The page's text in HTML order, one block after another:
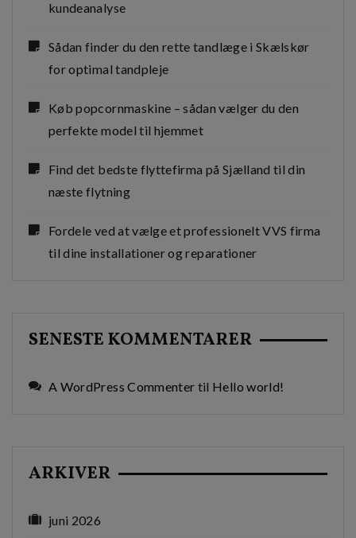
kundeanalyse
Sådan finder du den rette tandlæge i Skælskør
for optimal tandpleje
Køb popcornmaskine – sådan vælger du den
perfekte model til hjemmet
Find det bedste flyttefirma på Sjælland til din
næste flytning
Fordele ved at vælge et professionelt VVS firma
til dine installationer og reparationer
SENESTE KOMMENTARER
A WordPress Commenter til Hello world!
ARKIVER
juni 2026